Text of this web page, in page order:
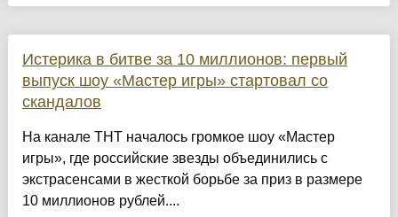
Истерика в битве за 10 миллионов: первый
выпуск шоу «Мастер игры» стартовал со
скандалов
На канале ТНТ началось громкое шоу «Мастер
игры», где российские звезды объединились с
экстрасенсами в жесткой борьбе за приз в размере
10 миллионов рублей....